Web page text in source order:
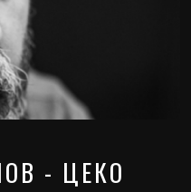
- ЦЕКО